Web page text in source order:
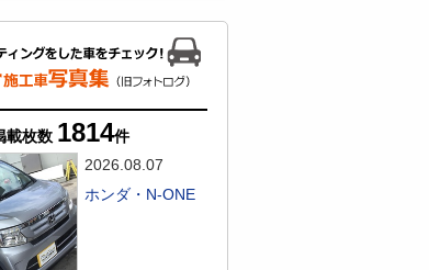
載枚数 1814件
2026.08.07
ホンダ・N-ONE